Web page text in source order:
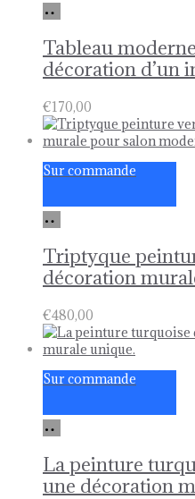
Ajouter
au
panier
Tableau
décoration d’un
€170,00
Sur commande
Ajouter
au
panier
Triptyque
décoration
€480,00
Sur commande
Ajouter
au
panier
La peinture
une décoration